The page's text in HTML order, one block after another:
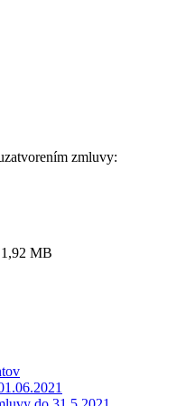
zmluvy:
MB